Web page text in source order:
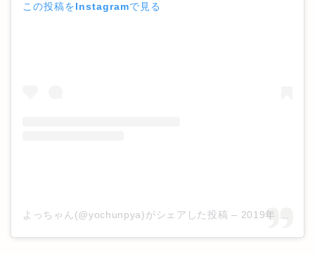
この投稿をInstagramで見る
よっちゃん(@yochunpya)がシェアした投稿 – 2019年 1月月1日午前1時42分PST